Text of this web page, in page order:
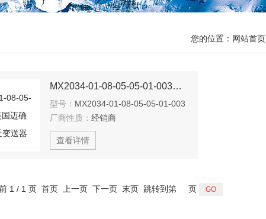
您的位置： 网站首页
MX2034-01-08-05-05-01-003美国迈确METRIX接近变送器
型号： MX2034-01-08-05-05-01-003
厂商性质： 经销商
查看详情
1 / 1 页 首页 上一页 下一页 末页 跳转到第 页